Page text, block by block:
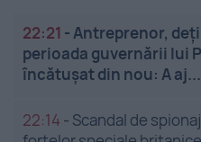
22:21 -Antreprenor,
perioada guvernării lui
încătuşat din nou: A aj...
22:14 - Scandal de